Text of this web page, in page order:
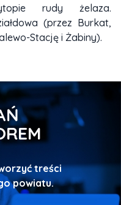
rudy żelaza.
(przez Burkat,
Stację i Żabiny).
treści
dotyczące naszego powiatu.